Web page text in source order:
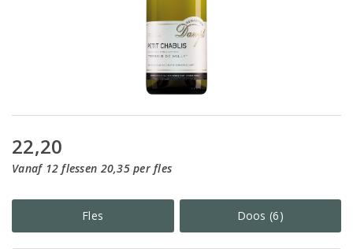
22,20
Vanaf 12 flessen 20,35 per fles
Fles Doos (6)